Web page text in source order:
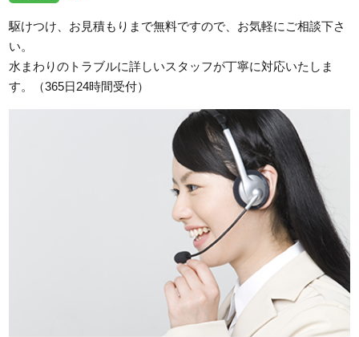
駆けつけ、お見積もりまで無料ですので、お気軽にご相談下さ
い。
水まわりのトラブルに詳しいスタッフが丁寧に対応いたしま
す。（365日24時間受付）